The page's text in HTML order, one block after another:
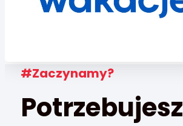
#Zaczynamy?
Potrzebujesz